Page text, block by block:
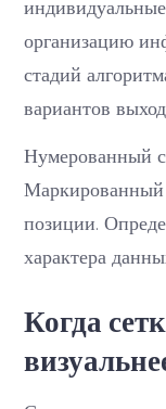
организацию
стадий
вариантов
Нумерованный
Маркированный
позиции.
характера
Когда